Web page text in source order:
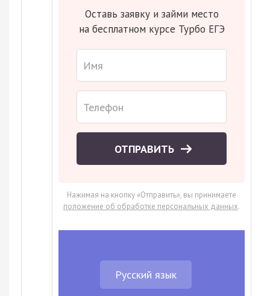
Оставь заявку и займи место
на бесплатном курсе Турбо ЕГЭ
ОТПРАВИТЬ
Нажимая на кнопку «Отправить», вы принимаете
положение об обработке персональных данных.
Русский язык